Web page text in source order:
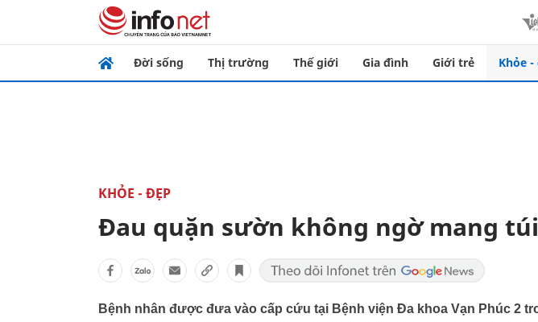
Đời sống Thị trường Thế giới Gia đình Giới trẻ Khỏe -
KHỎE - ĐẸP
Đau quặn sườn không ngờ mang
Bệnh nhân được đưa vào cấp cứu tại Bệnh viện Đa khoa Vạn Phúc 2